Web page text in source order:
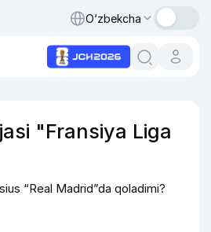
O‘zbekcha
"Fransiya Liga
“Real Madrid”da qoladimi?